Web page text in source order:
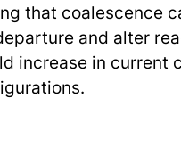
that coalescence
and alter
increase in current